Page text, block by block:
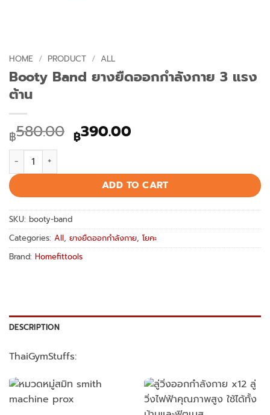
HOME / PRODUCT / ALL
Booty Band ยางยืดออกกำลังกาย 3 แรง
ต้าน
฿580.00 Original
price
฿580.00.
฿390.00
฿390.00.
Booty Band ยางยืดออกกำลังกาย 3 แรงต้าน quantity
ADD TO CART
SKU: booty-band
Categories: All, ยางยืดออกกำลังกาย, โยคะ
Brand: Homefittools
DESCRIPTION
ThaiGymStuffs: